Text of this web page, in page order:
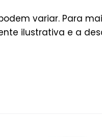
variar. Para
ilustrativa e a